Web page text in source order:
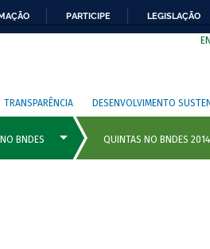
PARTICIPE LEGISLAÇÃO
TRANSPARÊNCIA DESENVOLVIMENTO